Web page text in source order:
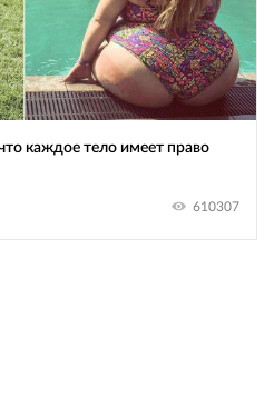
каждое тело имеет право
610307